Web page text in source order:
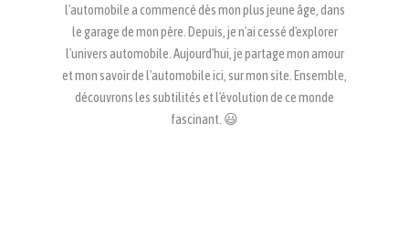
l'automobile a commencé dès mon plus jeune âge, dans
le garage de mon père. Depuis, je n'ai cessé d'explorer
l'univers automobile. Aujourd'hui, je partage mon amour
et mon savoir de l'automobile ici, sur mon site. Ensemble,
découvrons les subtilités et l'évolution de ce monde
fascinant. 😃